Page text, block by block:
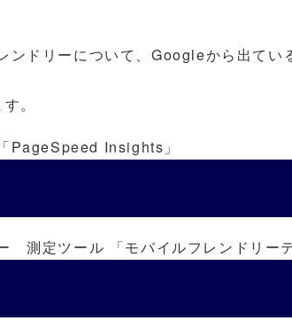
ンドリーについて、Googleから出て
。
「PageSpeed Insights」
測定ツール 「モバイルフレンドリー